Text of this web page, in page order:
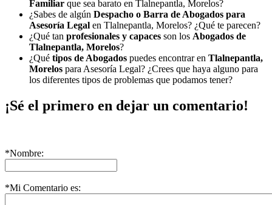
Familiar que sea barato en Tlalnepantla, Morelos?
¿Sabes de algún Despacho o Barra de Abogados para
Asesoría Legal en Tlalnepantla, Morelos? ¿Qué te parecen?
¿Qué tan profesionales y capaces son los Abogados de
Tlalnepantla, Morelos?
¿Qué tipos de Abogados puedes encontrar en Tlalnepantla,
Morelos para Asesoría Legal? ¿Crees que haya alguno para
los diferentes tipos de problemas que podamos tener?
¡Sé el primero en dejar un comentario!
*Nombre:
*Mi Comentario es: